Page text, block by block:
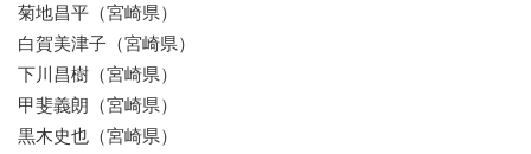
菊地昌平（宮崎県）
白賀美津子（宮崎県）
下川昌樹（宮崎県）
甲斐義朗（宮崎県）
黒木史也（宮崎県）